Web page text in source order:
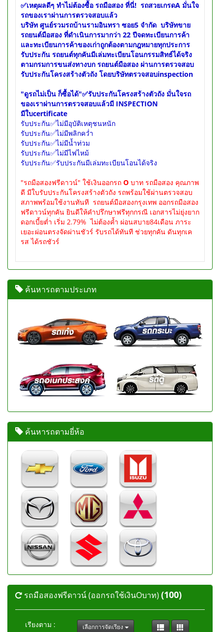
✅เหตุผลดีๆ ทำไม่ต้องซื้อ รถมือสอง ที่นี่! รถสวยเกรดA มั่นใจ
รถของเราผ่านการตรวจสอบแล้ว
บริษัท ศูนย์รวมรถบ้านรามอินทรา ซอย5 จำกัด บริษัทขาย
รถยนต์มือสอง ที่ดำเนินการมากว่า 22 ปีจดทะเบียนการค้า
และทะเบียนการค้าของเก่าถูกต้องตามกฎหมายทุกประการ
รับประกัน รถยนต์ทุกคันมีเล่มทะเบียนโอนกรรมสิทธ์ได้จริง
ตามกรมการขนส่งทางบก รถยนต์มือสอง ผ่านการตรวจสอบ
รับประกันโครงสร้างตัวถัง โดยบริษัทตรวจสอบinspection
"ดูรถไม่เป็น ก็ซื้อได้"✅รับประกันโครงสร้างตัวถัง มั่นใจรถ
ของเราผ่านการตรวจสอบแล้วมี INSPECTION
มีใบcertificate
รับประกัน✅ไม่มีอุบัติเหตุชนหนัก
รับประกัน✅ไม่มีพลิกคว่ำ
รับประกัน✅ไม่มีน้ำท่วม
รับประกัน✅ไม่มีไฟไหม้
รับประกัน✅รับประกันมีเล่มทะเบียนโอนได้จริง
"รถมือสองฟรีดาวน์" ใช้เงินออกรถ O บาท รถมือสอง คุณภาพ
ดี มีใบรับประกันโครงสร้างตัวถัง รถพร้อมใช้ผ่านตรวจสอบ
สภาพพร้อมใช้งานทันที รถยนต์มือสองกรุงเทพ ออกรถมือสอง
ฟรีดาวน์ทุกคัน ยินดีให้คำปรึกษาฟรีทุกกรณี เอกสารไม่ยุ่งยาก
ดอกเบี้ยต่ำ เริ่ม 2.79% ไม่ต้องค้ำ ผ่อนสบาย84เดือน ภาระ
เยอะผ่อนตรงจัดผ่านชัวร์ รับรถได้ทันที ช่วยทุกคัน ดันทุกเค
รส ได้รถชัวร์
ค้นหารถตามประเภท
ค้นหารถตามยี่ห้อ
รถมือสองฟรีดาวน์ (ออกรถใช้เงินOบาท) (100)
เรียงตาม : เลือกการจัดเรียง